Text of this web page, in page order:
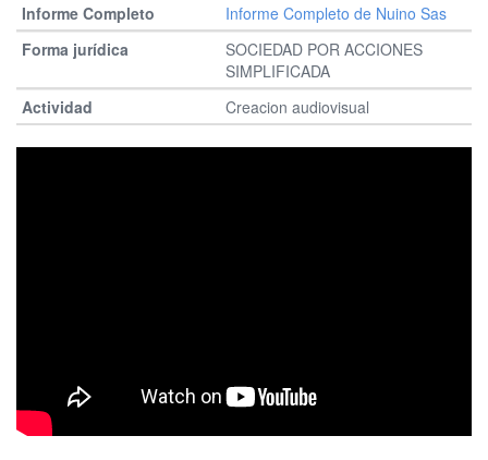
Informe Completo de Nuino Sas
SOCIEDAD POR ACCIONES
SIMPLIFICADA
Creacion audiovisual